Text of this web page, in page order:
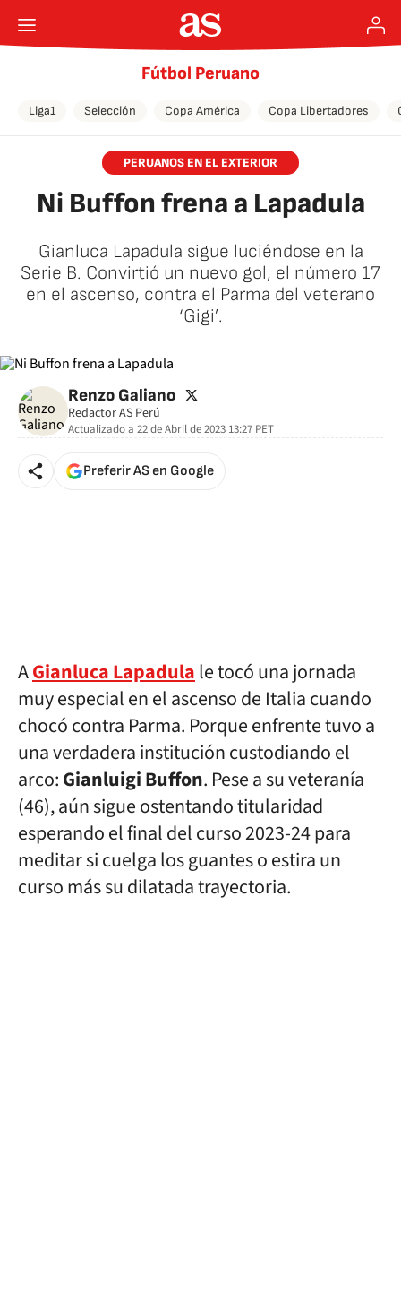
Fútbol Peruano
Liga1 Selección Copa América Copa Libertadores
PERUANOS EN EL EXTERIOR
Ni Buffon frena a Lapadula
Gianluca Lapadula sigue luciéndose en la
Serie B. Convirtió un nuevo gol, el número 17
en el ascenso, contra el Parma del veterano
‘Gigi’.
Renzo Galiano twitter
Redactor AS Perú
Actualizado a 22 de Abril de 2023 13:27 PET
Preferir AS en Google
AGianluca Lapadulale tocó una jornada
muy especial en el ascenso de Italia cuando
chocó contra Parma. Porque enfrente tuvo a
una verdadera institución custodiando el
arco:Gianluigi Buffon. Pese a su veteranía
(46), aún sigue ostentando titularidad
esperando el final del curso 2023-24 para
meditar si cuelga los guantes o estira un
curso más su dilatada trayectoria.